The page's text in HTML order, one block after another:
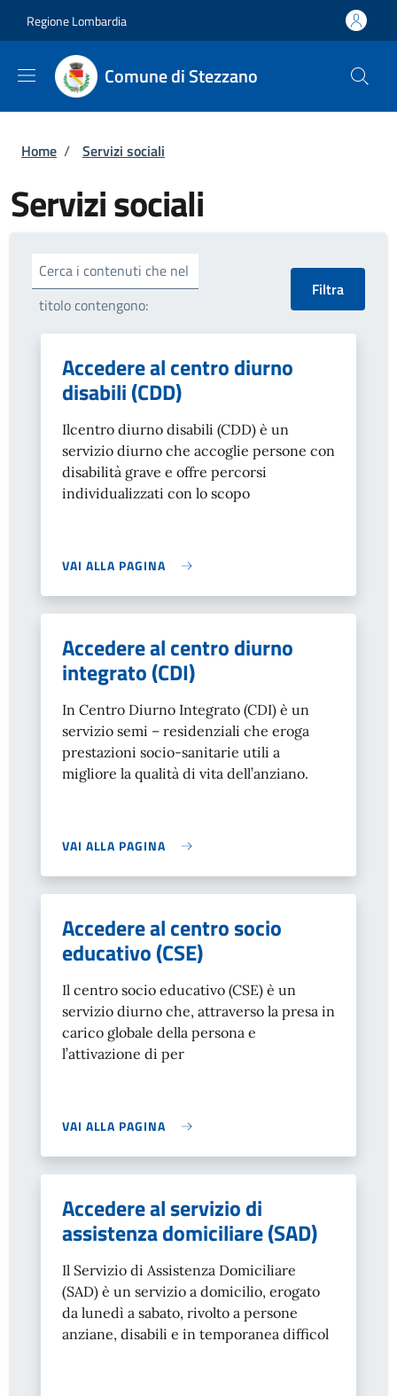
Regione Lombardia
Comune di Stezzano
Briciole di pane
Home / Servizi sociali
Servizi sociali
Cerca i contenuti che nel
titolo contengono:
Accedere al centro diurno
disabili (CDD)
Ilcentro diurno disabili (CDD) è un
servizio diurno che accoglie persone con
disabilità grave e offre percorsi
individualizzati con lo scopo
VAI ALLA PAGINA
Accedere al centro diurno
integrato (CDI)
In Centro Diurno Integrato (CDI) è un
servizio semi – residenziali che eroga
prestazioni socio-sanitarie utili a
migliore la qualità di vita dell’anziano.
VAI ALLA PAGINA
Accedere al centro socio
educativo (CSE)
Il centro socio educativo (CSE) è un
servizio diurno che, attraverso la presa in
carico globale della persona e
l’attivazione di per
VAI ALLA PAGINA
Accedere al servizio di
assistenza domiciliare (SAD)
Il Servizio di Assistenza Domiciliare
(SAD) è un servizio a domicilio, erogato
da lunedì a sabato, rivolto a persone
anziane, disabili e in temporanea difficol